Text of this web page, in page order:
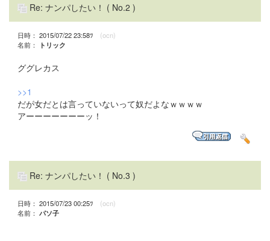
Re: ナンパしたい！ ( No.2 )
日時： 2015/07/22 23:58ﾂ (ocn)
名前：
トリック
ググレカス
>>1
だが女だとは言っていないって奴だよなｗｗｗｗ
アーーーーーーーッ！
Re: ナンパしたい！ ( No.3 )
日時： 2015/07/23 00:25ﾂ (ocn)
名前： パソ子